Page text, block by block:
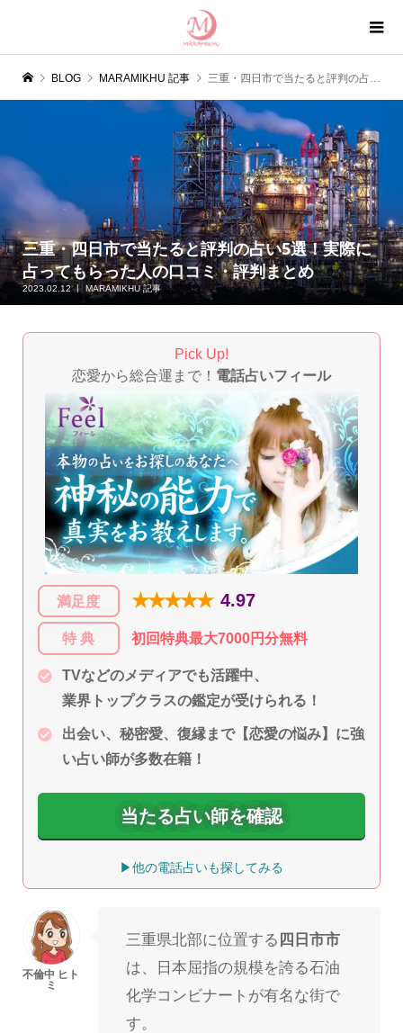
BLOG MARAMIKHU 記事 三重・四日市で当たると評判の占い5選！実際に占ってもらった人の口コミ・評判まとめ
三重・四日市で当たると評判の占い5選！実際に
占ってもらった人の口コミ・評判まとめ
2023.02.12 MARAMIKHU 記事
Pick Up!
恋愛から総合運まで！ 電話占いフィール
満足度 ★★★★★ 4.97
特 典 初回特典最大7000円分無料
TVなどのメディアでも活躍中、
業界トップクラスの鑑定が受けられる！
出会い、秘密愛、復縁まで【恋愛の悩み】に強
い占い師が多数在籍！
当たる占い師を確認
▶他の電話占いも探してみる
三重県北部に位置する 四日市市
は、日本屈指の規模を誇る石油
化学コンビナートが有名な街で
す。